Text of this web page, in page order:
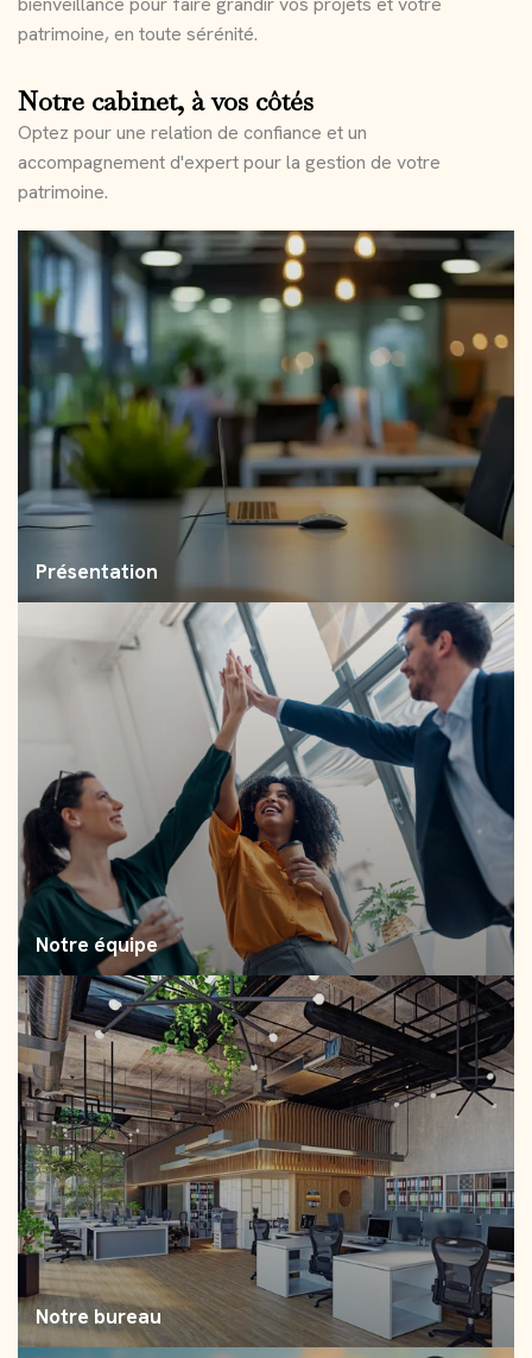
patrimoine, en toute sérénité.
Notre cabinet, à vos côtés
Optez pour une relation de confiance et un
accompagnement d'expert pour la gestion de votre
patrimoine.
Présentation
Notre équipe
Notre bureau